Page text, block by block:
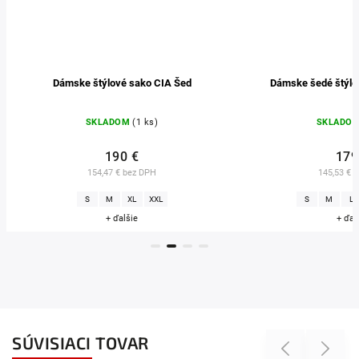
Dámske štýlové sako CIA Šed
SKLADOM (1 ks)
154,47 € bez DPH
190 €
S M XL XXL
+ ďalšie
Dámske šedé
SKLADOM
145,53 €
179
S M
+
SÚVISIACI TOVAR Previous Next